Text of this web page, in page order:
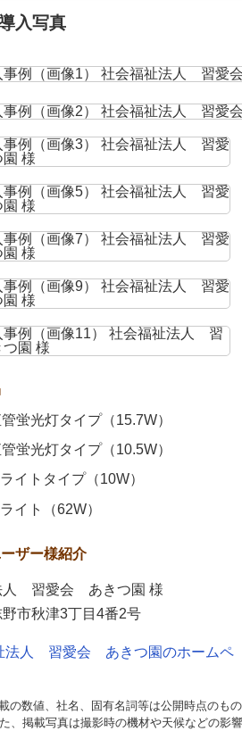
入写真
蛍光灯タイプ（15.7W）
蛍光灯タイプ（10.5W）
イトタイプ（10W）
イト（62W）
ザー様紹介
人 習愛会 あきつ園 様
市秋津3丁目4番2号
法人 習愛会 あきつ園のホームペ
の数値、社名、固有名詞等は公開時点のも
、掲載写真は撮影時の機材や天候などの影